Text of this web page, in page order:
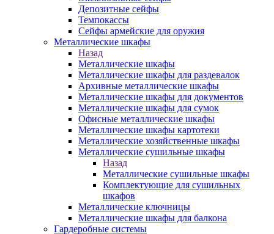
Депозитные сейфы
Темпокассы
Сейфы армейские для оружия
Металлические шкафы
Назад
Металлические шкафы
Металлические шкафы для раздевалок
Архивные металлические шкафы
Металлические шкафы для документов
Металлические шкафы для сумок
Офисные металлические шкафы
Металлические шкафы картотеки
Металлические хозяйственные шкафы
Металлические сушильные шкафы
Назад
Металлические сушильные шкафы
Комплектующие для сушильных
шкафов
Металлические ключницы
Металлические шкафы для балкона
Гардеробные системы